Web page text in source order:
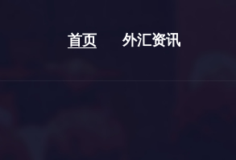
首页 外汇资讯